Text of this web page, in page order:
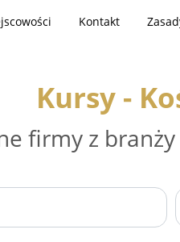
Kontakt
Kursy -
firmy z